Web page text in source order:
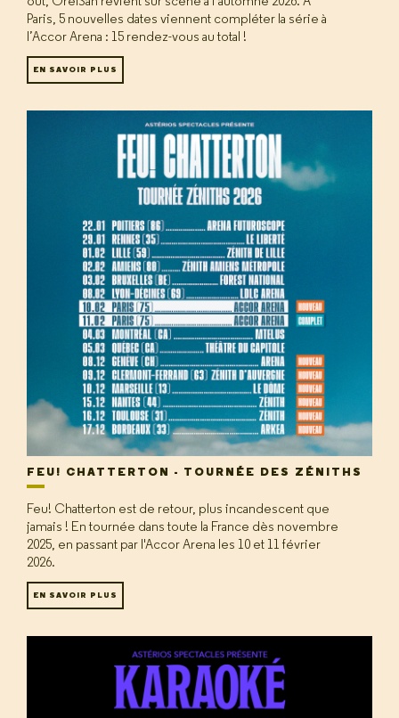
Paris, 5 nouvelles dates viennent compléter la série à
l’Accor Arena : 15 rendez-vous au total !
EN SAVOIR PLUS
FEU! CHATTERTON - TOURNÉE DES ZÉNITHS
Feu! Chatterton est de retour, plus incandescent que
jamais ! En tournée dans toute la France dès novembre
2025, en passant par l'Accor Arena les 10 et 11 février
2026.
EN SAVOIR PLUS